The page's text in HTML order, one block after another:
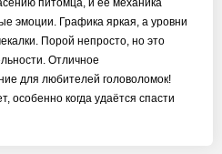
питомца, и её механика
эмоции. Графика яркая, а уровни
Порой непросто, но это
Отличное
для любителей головоломок!
особенно когда удаётся спасти